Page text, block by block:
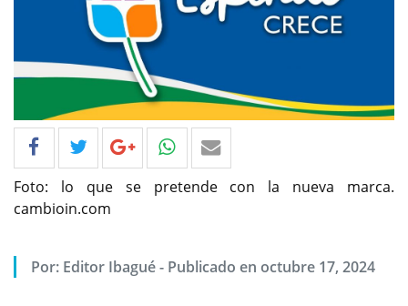
Foto: lo que se pretende con la nueva marca.
cambioin.com
Por: Editor Ibagué - Publicado en octubre 17, 2024